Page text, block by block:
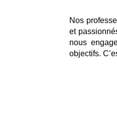
Nos
et
nous
objectifs.